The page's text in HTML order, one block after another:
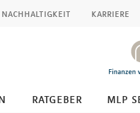
nachhaltigkeit karriere
ratgeber mlp